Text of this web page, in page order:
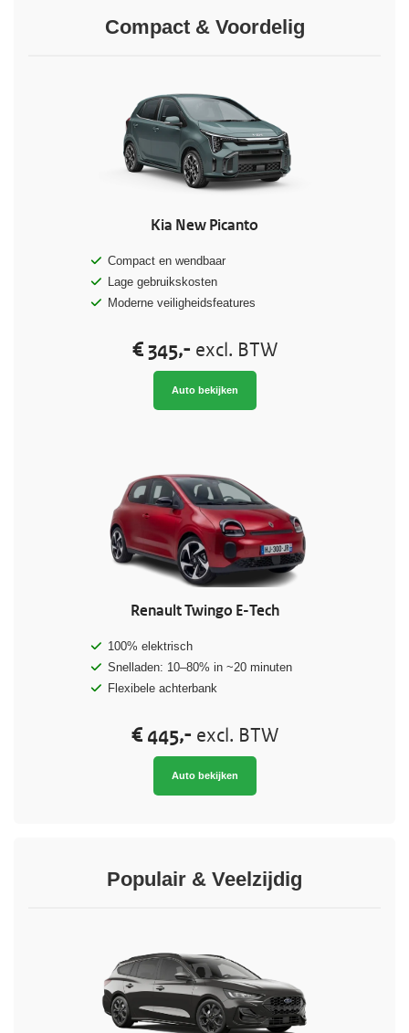
Compact & Voordelig
Kia New Picanto
Compact en wendbaar
Lage gebruikskosten
Moderne veiligheidsfeatures
€ 345,- excl. BTW
Auto bekijken
Renault Twingo E-Tech
100% elektrisch
Snelladen: 10–80% in ~20 minuten
Flexibele achterbank
€ 445,- excl. BTW
Auto bekijken
Populair & Veelzijdig